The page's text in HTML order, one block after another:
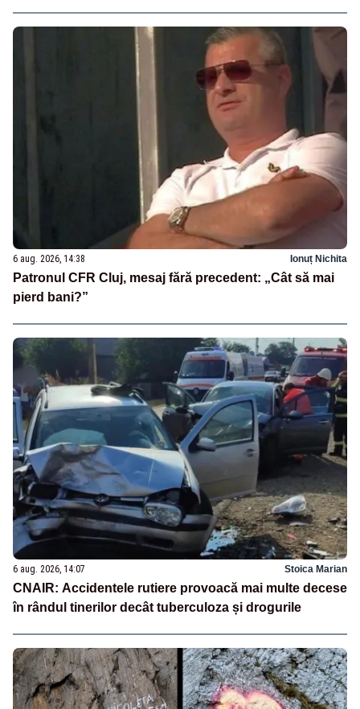
6 aug. 2026, 14:38 Ionuț Nichita
Patronul CFR Cluj, mesaj fără precedent: „Cât să mai
pierd bani?”
6 aug. 2026, 14:07 Stoica Marian
CNAIR: Accidentele rutiere provoacă mai multe decese
în rândul tinerilor decât tuberculoza și drogurile